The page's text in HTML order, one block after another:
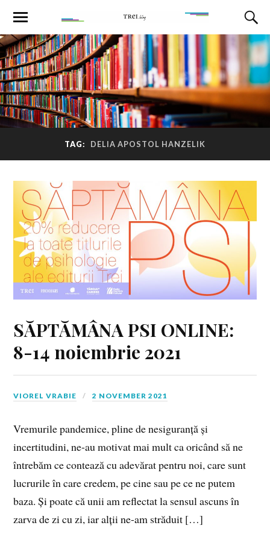
TAG: DELIA APOSTOL HANZELIK
SĂPTĂMÂNA PSI ONLINE:
8-14 noiembrie 2021
VIOREL VRABIE 2 NOVEMBER 2021
Vremurile pandemice, pline de nesiguranță și
incertitudini, ne-au motivat mai mult ca oricând să ne
întrebăm ce contează cu adevărat pentru noi, care sunt
lucrurile în care credem, pe cine sau pe ce ne putem
baza. Și poate că unii am reflectat la sensul ascuns în
zarva de zi cu zi, iar alții ne-am străduit […]